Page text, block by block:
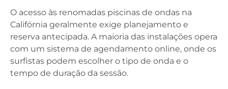
O acesso às renomadas piscinas de ondas na
Califórnia geralmente exige planejamento e
reserva antecipada. A maioria das instalações opera
com um sistema de agendamento online, onde os
surfistas podem escolher o tipo de onda e o
tempo de duração da sessão.